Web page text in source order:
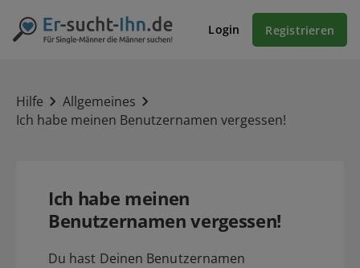
Login Registrieren
Hilfe
Allgemeines
Ich habe meinen Benutzernamen vergessen!
Ich habe meinen
Benutzernamen vergessen!
Du hast Deinen Benutzernamen